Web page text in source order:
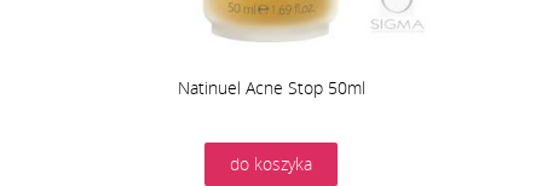
Natinuel Acne Stop 50ml
do koszyka